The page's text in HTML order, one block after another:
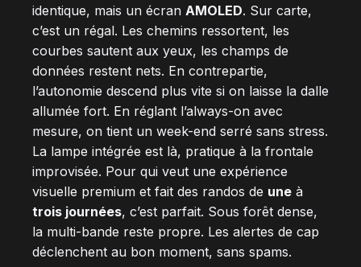
identique, mais un écran AMOLED. Sur carte,
c’est un régal. Les chemins ressortent, les
courbes sautent aux yeux, les champs de
données restent nets. En contrepartie,
l’autonomie descend plus vite si on laisse la dalle
allumée fort. En réglant l’always-on avec
mesure, on tient un week-end serré sans stress.
La lampe intégrée est là, pratique à la frontale
improvisée. Pour qui veut une expérience
visuelle premium et fait des randos de une à
trois journées, c’est parfait. Sous forêt dense,
la multi-bande reste propre. Les alertes de cap
déclenchent au bon moment, sans spams.